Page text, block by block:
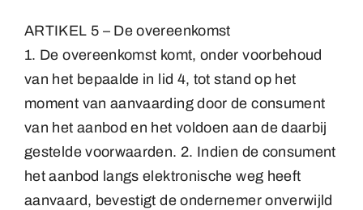
ARTIKEL 5 – De overeenkomst
1. De overeenkomst komt, onder voorbehoud
van het bepaalde in lid 4, tot stand op het
moment van aanvaarding door de consument
van het aanbod en het voldoen aan de daarbij
gestelde voorwaarden. 2. Indien de consument
het aanbod langs elektronische weg heeft
aanvaard, bevestigt de ondernemer onverwijld